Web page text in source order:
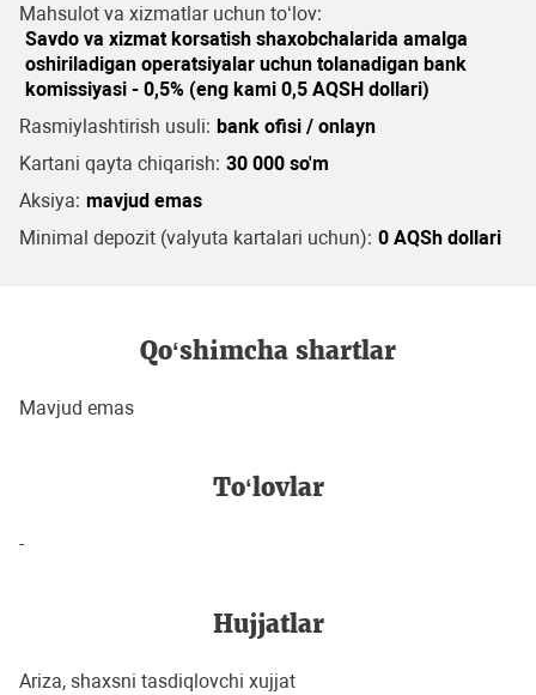
Mahsulot va xizmatlar uchun to‘lov:
Savdo va xizmat korsatish shaxobchalarida amalga
oshiriladigan operatsiyalar uchun tolanadigan bank
komissiyasi - 0,5% (eng kami 0,5 AQSH dollari)
Rasmiylashtirish usuli: bank ofisi / onlayn
Kartani qayta chiqarish: 30 000 so'm
Aksiya: mavjud emas
Minimal depozit (valyuta kartalari uchun): 0 AQSh dollari
Qo‘shimcha shartlar
Mavjud emas
To‘lovlar
-
Hujjatlar
Ariza, shaxsni tasdiqlovchi xujjat